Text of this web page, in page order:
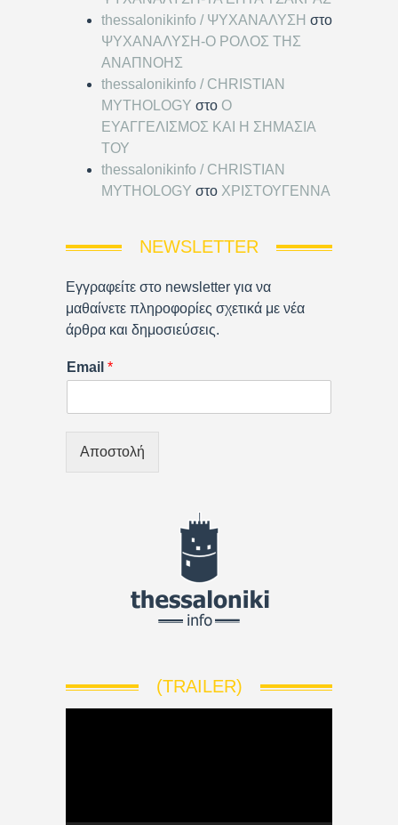
thessalonikinfo / ΨΥΧΑΝΑΛΥΣΗ στο
ΨΥΧΑΝΑΛΥΣΗ-Ο ΡΟΛΟΣ ΤΗΣ
ΑΝΑΠΝΟΗΣ
thessalonikinfo / CHRISTIAN
MYTHOLOGY στο Ο
ΕΥΑΓΓΕΛΙΣΜΟΣ ΚΑΙ Η ΣΗΜΑΣΙΑ
ΤΟΥ
thessalonikinfo / CHRISTIAN
MYTHOLOGY στο ΧΡΙΣΤΟΥΓΕΝΝΑ
NEWSLETTER
Εγγραφείτε στο newsletter για να
μαθαίνετε πληροφορίες σχετικά με νέα
άρθρα και δημοσιεύσεις.
Email *
Αποστολή
(TRAILER)